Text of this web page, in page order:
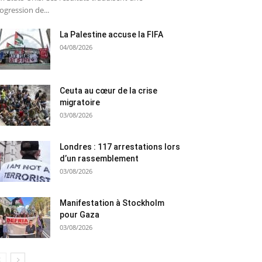
de...
La Palestine accuse la FIFA
04/08/2026
Ceuta au cœur de la crise
migratoire
03/08/2026
Londres : 117 arrestations lors
d’un rassemblement
03/08/2026
Manifestation à Stockholm
pour Gaza
03/08/2026